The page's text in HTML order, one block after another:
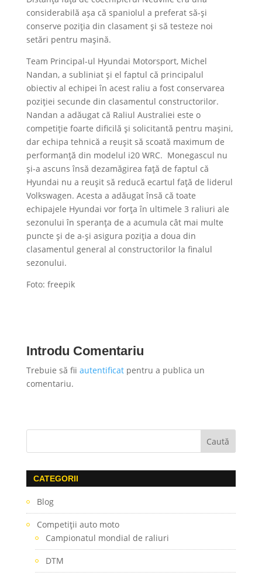
considerabilă așa că spaniolul a preferat să-și
conserve poziția din clasament și să testeze noi
setări pentru mașină.
Team Principal-ul Hyundai Motorsport, Michel
Nandan, a subliniat și el faptul că principalul
obiectiv al echipei în acest raliu a fost conservarea
poziției secunde din clasamentul constructorilor.
Nandan a adăugat că Raliul Australiei este o
competiție foarte dificilă și solicitantă pentru mașini,
dar echipa tehnică a reușit să scoată maximum de
performanță din modelul i20 WRC. Monegascul nu
și-a ascuns însă dezamăgirea față de faptul că
Hyundai nu a reușit să reducă ecartul față de liderul
Volkswagen. Acesta a adăugat însă că toate
echipajele Hyundai vor forța în ultimele 3 raliuri ale
sezonului în speranța de a acumula cât mai multe
puncte și de a-și asigura poziția a doua din
clasamentul general al constructorilor la finalul
sezonului.
Foto: freepik
Introdu Comentariu
Trebuie să fii autentificatpentru a publica un
comentariu.
CATEGORII
Blog
Competiţii auto moto
Campionatul mondial de raliuri
DTM